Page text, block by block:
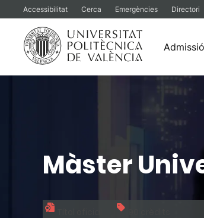
Accessibilitat Cerca Emergències Directori
Admissió
Màster